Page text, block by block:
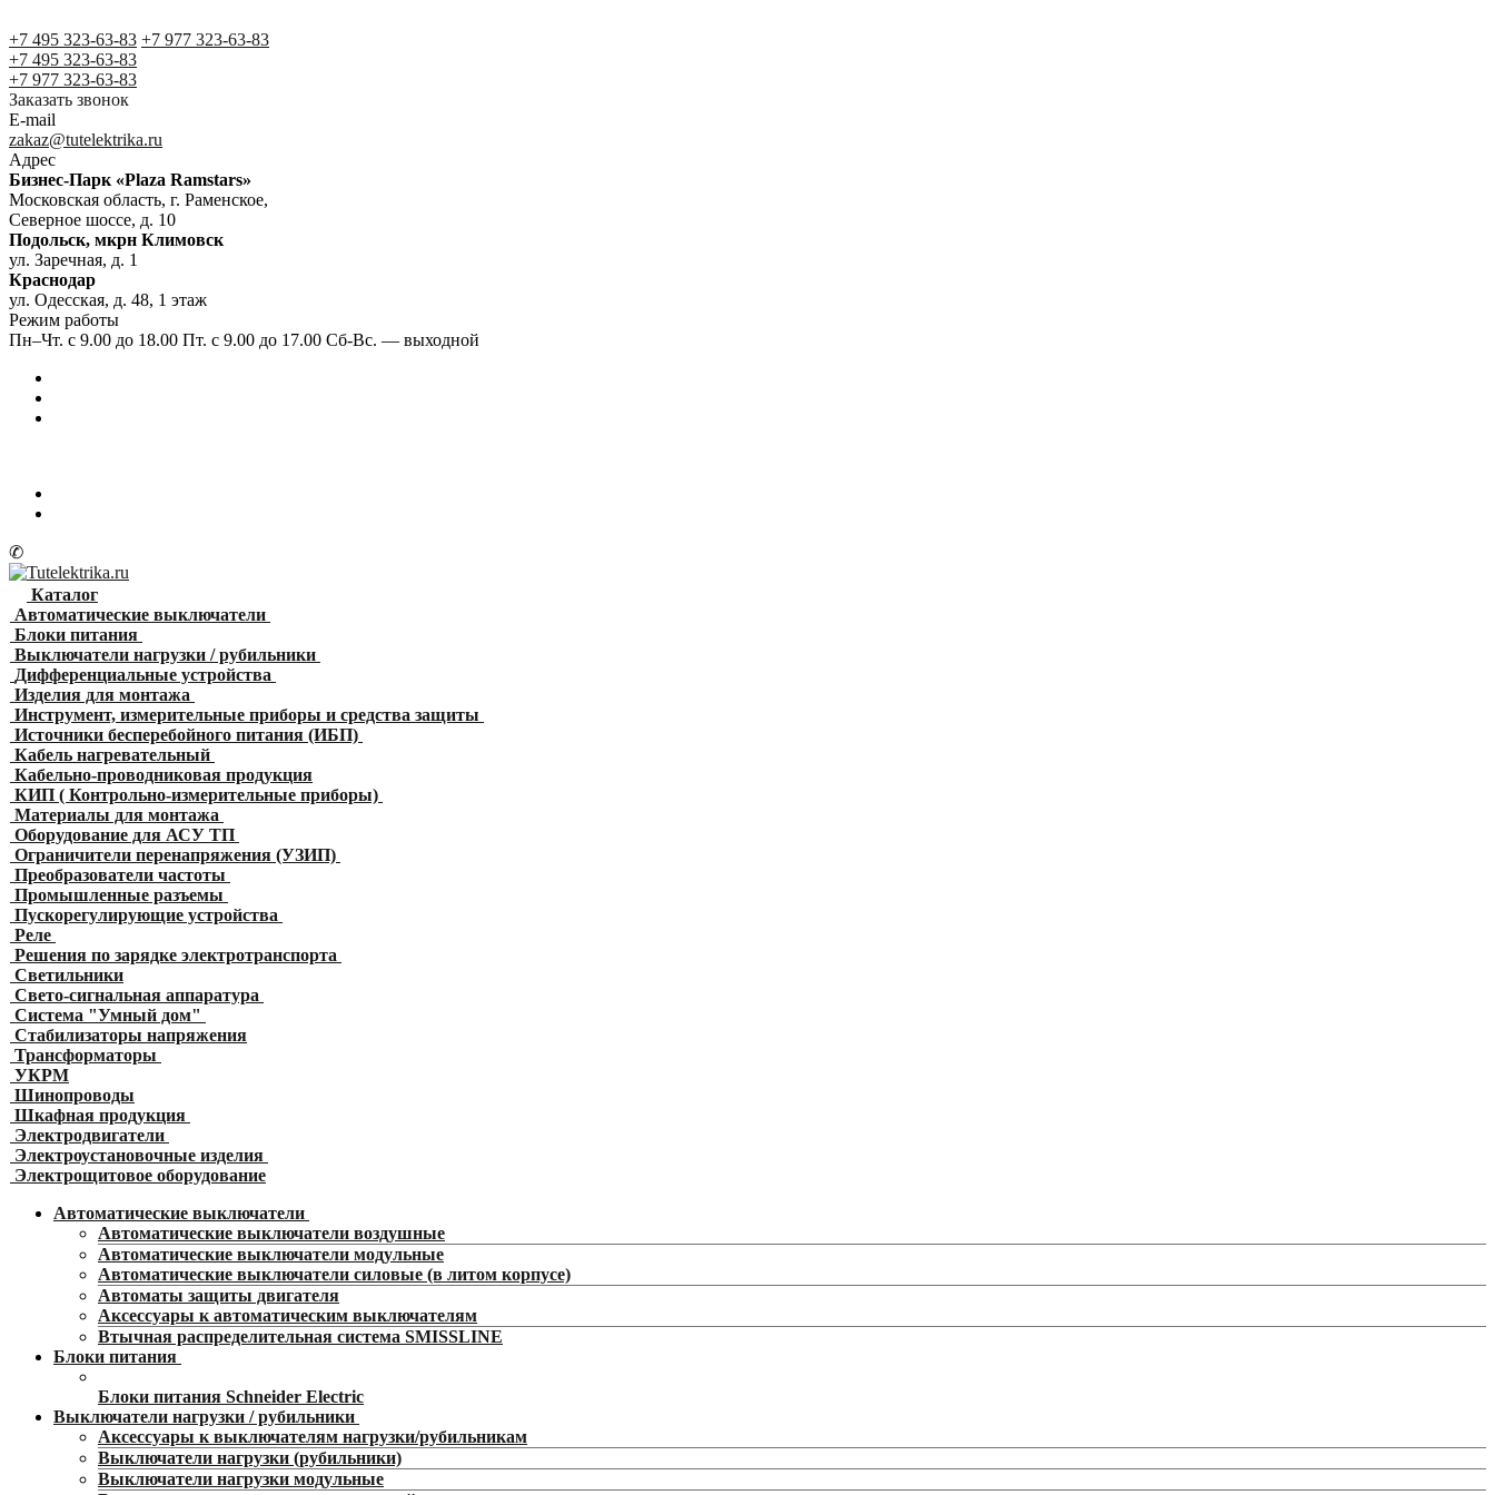
+7 495 323-63-83 +7 977 323-63-83
+7 495 323-63-83
+7 977 323-63-83
Заказать звонок
E-mail
zakaz@tutelektrika.ru
Адрес
Бизнес-Парк «Plaza Ramstars»
Московская область, г. Раменское,
Северное шоссе, д. 10
Подольск, мкрн Климовск
ул. Заречная, д. 1
Краснодар
ул. Одесская, д. 48, 1 этаж
Режим работы
Пн–Чт. с 9.00 до 18.00 Пт. с 9.00 до 17.00 Сб-Вс. — выходной
✆
Каталог
Автоматические выключатели
Блоки питания
Выключатели нагрузки / рубильники
Дифференциальные устройства
Изделия для монтажа
Инструмент, измерительные приборы и средства защиты
Источники бесперебойного питания (ИБП)
Кабель нагревательный
Кабельно-проводниковая продукция
КИП ( Контрольно-измерительные приборы)
Материалы для монтажа
Оборудование для АСУ ТП
Ограничители перенапряжения (УЗИП)
Преобразователи частоты
Промышленные разъемы
Пускорегулирующие устройства
Реле
Решения по зарядке электротранспорта
Светильники
Свето-сигнальная аппаратура
Система "Умный дом"
Стабилизаторы напряжения
Трансформаторы
УКРМ
Шинопроводы
Шкафная продукция
Электродвигатели
Электроустановочные изделия
Электрощитовое оборудование
Автоматические выключатели
Автоматические выключатели воздушные
Автоматические выключатели модульные
Автоматические выключатели силовые (в литом корпусе)
Автоматы защиты двигателя
Аксессуары к автоматическим выключателям
Втычная распределительная система SMISSLINE
Блоки питания
Блоки питания Schneider Electric
Выключатели нагрузки / рубильники
Аксессуары к выключателям нагрузки/рубильникам
Выключатели нагрузки (рубильники)
Выключатели нагрузки модульные